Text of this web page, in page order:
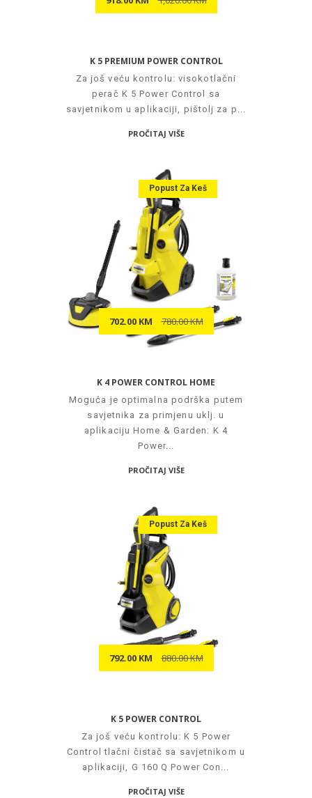
K 5 PREMIUM POWER CONTROL
Za još veću kontrolu: visokotlačni
perač K 5 Power Control sa
savjetnikom u aplikaciji, pištolj za p...
PROČITAJ VIŠE
Popust Za Keš
702.00 KM 780.00 KM
K 4 POWER CONTROL HOME
Moguća je optimalna podrška putem
savjetnika za primjenu uklj. u
aplikaciju Home & Garden: K 4
Power...
PROČITAJ VIŠE
Popust Za Keš
792.00 KM 880.00 KM
K 5 POWER CONTROL
Za još veću kontrolu: K 5 Power
Control tlačni čistač sa savjetnikom u
aplikaciji, G 160 Q Power Con...
PROČITAJ VIŠE